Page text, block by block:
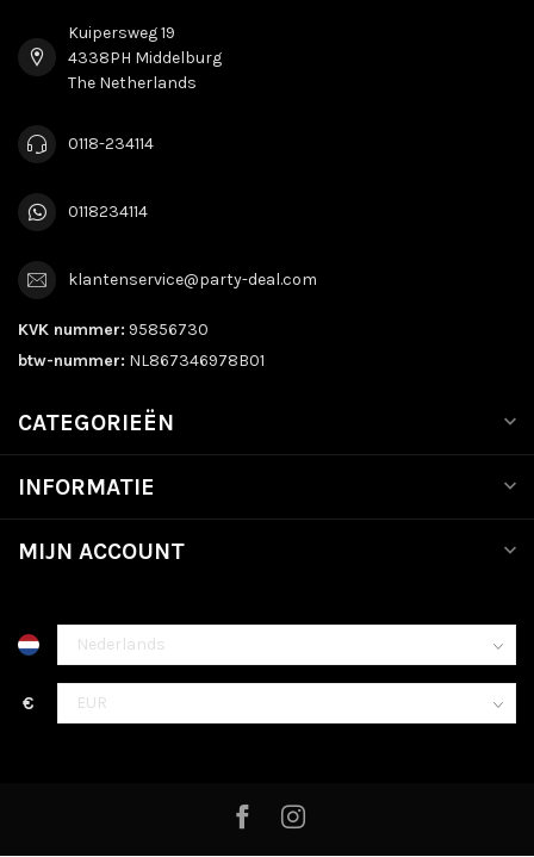
Kuipersweg 19
4338PH Middelburg
The Netherlands
0118-234114
0118234114
klantenservice@party-deal.com
KVK nummer: 95856730
btw-nummer: NL867346978B01
CATEGORIEËN
INFORMATIE
MIJN ACCOUNT
€